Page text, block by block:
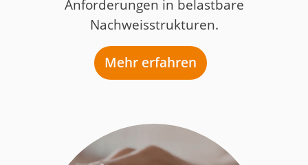
Anforderungen in belastbare
Nachweisstrukturen.
Mehr erfahren